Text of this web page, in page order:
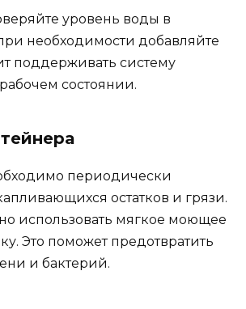
уровень воды в
необходимости добавляйте
поддерживать систему
состоянии.
периодически
остатков и грязи.
использовать мягкое моющее
Это поможет предотвратить
и бактерий.